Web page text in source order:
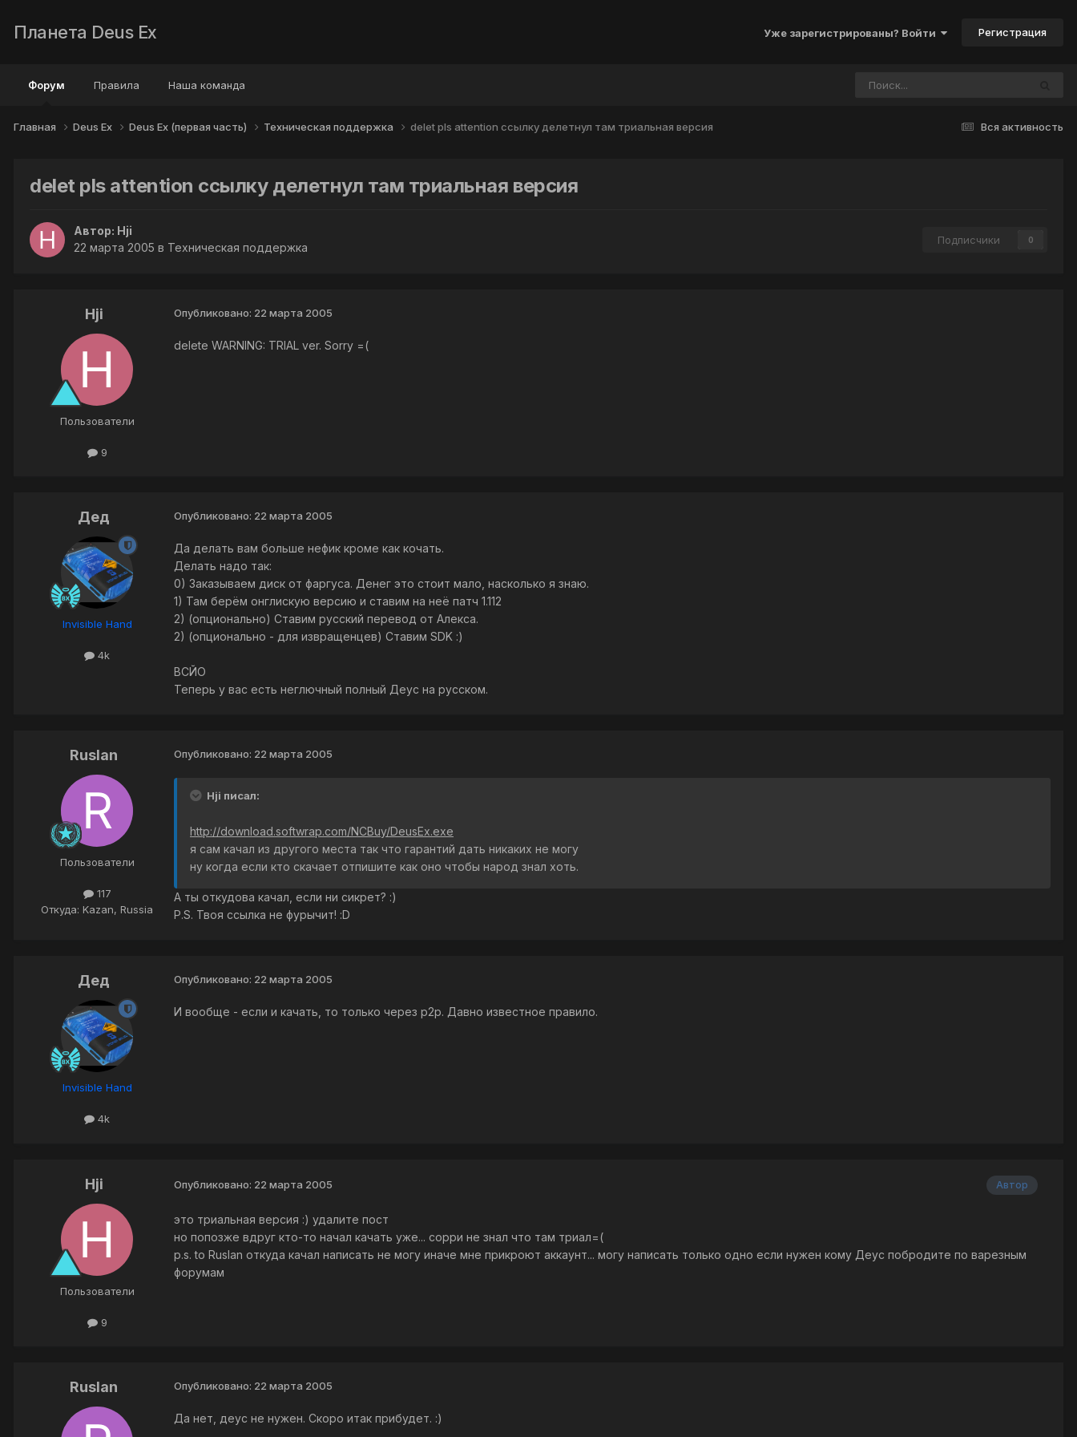
Планета Deus Ex Уже зарегистрированы? Войти Регистрация
Форум Правила Наша команда
Вся активность
Главная Deus Ex Deus Ex (первая часть) Техническая поддержка delet pls attention ссылку делетнул там триальная версия
delet pls attention ссылку делетнул там триальная версия
Автор: Hji
22 марта 2005 в Техническая поддержка
Подписчики 0
Hji
Пользователи
9
Опубликовано: 22 марта 2005
delete WARNING: TRIAL ver. Sorry =(
Дед
Invisible Hand
4k
Опубликовано: 22 марта 2005
Да делать вам больше нефик кроме как кочать.
Делать надо так:
0) Заказываем диск от фаргуса. Денег это стоит мало, насколько я знаю.
1) Там берём онглискую версию и ставим на неё патч 1.112
2) (опционально) Ставим русский перевод от Алекса.
2) (опционально - для извращенцев) Ставим SDK :)
ВСЙО
Теперь у вас есть неглючный полный Деус на русском.
Ruslan
Пользователи
117
Откуда: Kazan, Russia
Опубликовано: 22 марта 2005
Hji писал:
http://download.softwrap.com/NCBuy/DeusEx.exe
я сам качал из другого места так что гарантий дать никаких не могу
ну когда если кто скачает отпишите как оно чтобы народ знал хоть.
А ты откудова качал, если ни сикрет? :)
P.S. Твоя ссылка не фурычит! :D
Дед
Invisible Hand
4k
Опубликовано: 22 марта 2005
И вообще - если и качать, то только через p2p. Давно известное правило.
Hji
Пользователи
9
Автор
Опубликовано: 22 марта 2005
это триальная версия :) удалите пост
но попозже вдруг кто-то начал качать уже... сорри не знал что там триал=(
p.s. to Ruslan откуда качал написать не могу иначе мне прикроют аккаунт... могу написать только одно если нужен кому Деус побродите по варезным
форумам
Ruslan Опубликовано: 22 марта 2005
Да нет, деус не нужен. Скоро итак прибудет. :)